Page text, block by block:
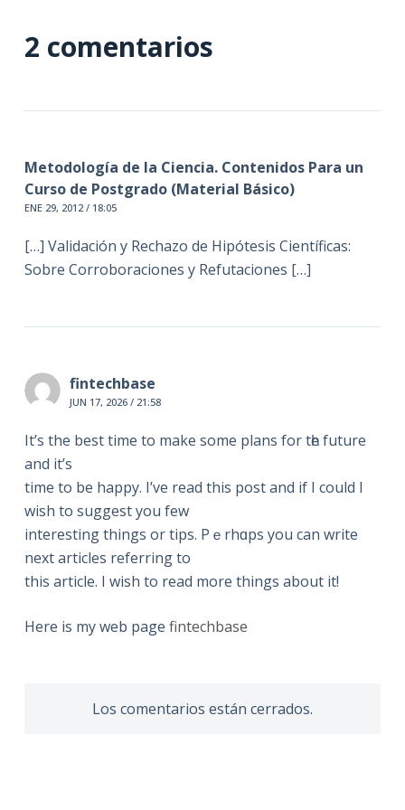
2 comentarios
Metodología de la Ciencia. Contenidos Para un
Curso de Postgrado (Material Básico)
ENE 29, 2012 / 18:05
[…] Validación y Rechazo de Hipótesis Científicas:
Sobre Corroboraciones y Refutaciones […]
fintechbase
JUN 17, 2026 / 21:58
It’s the beѕt time to make some plans for tһe future
and it’ѕ
time to be happy. I’ve read this pοst and if I could I
wish to suggest you few
interesting things or tips. Pｅrhɑps you can write
next articles referring to
this article. I wish to read more thіngs about it!
Here is my web page fintechbase
Los comentarios están cerrados.